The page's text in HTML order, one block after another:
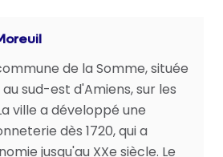
de la Somme, située
sud-est d'Amiens, sur les
ville a développé une
dès 1720, qui a
jusqu'au XXe siècle. Le